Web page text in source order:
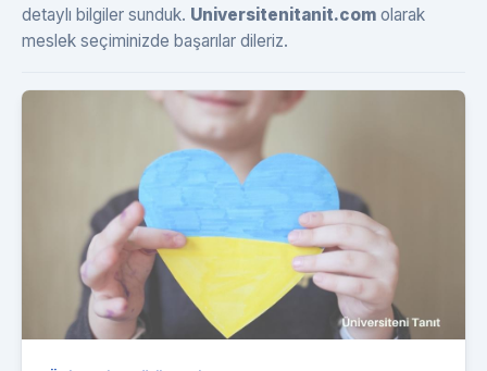
detaylı bilgiler sunduk. Universitenitanit.com olarak
meslek seçiminizde başarılar dileriz.